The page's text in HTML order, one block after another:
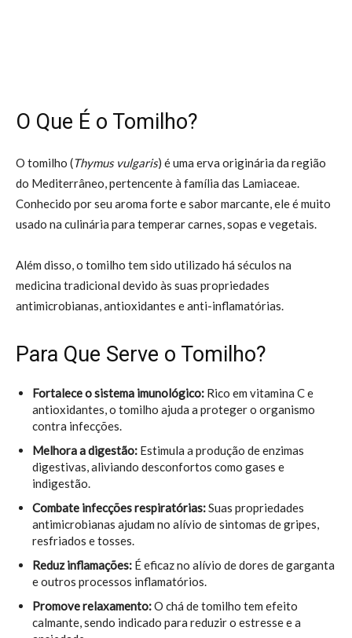
O Que É o Tomilho?
O tomilho (Thymus vulgaris) é uma erva originária da região
do Mediterrâneo, pertencente à família das Lamiaceae.
Conhecido por seu aroma forte e sabor marcante, ele é muito
usado na culinária para temperar carnes, sopas e vegetais.
Além disso, o tomilho tem sido utilizado há séculos na
medicina tradicional devido às suas propriedades
antimicrobianas, antioxidantes e anti-inflamatórias.
Para Que Serve o Tomilho?
Fortalece o sistema imunológico: Rico em vitamina C e
antioxidantes, o tomilho ajuda a proteger o organismo
contra infecções.
Melhora a digestão: Estimula a produção de enzimas
digestivas, aliviando desconfortos como gases e
indigestão.
Combate infecções respiratórias:Suas propriedades
antimicrobianas ajudam no alívio de sintomas de gripes,
resfriados e tosses.
Reduz inflamações: É eficaz no alívio de dores de garganta
e outros processos inflamatórios.
Promove relaxamento:O chá de tomilho tem efeito
calmante, sendo indicado para reduzir o estresse e a